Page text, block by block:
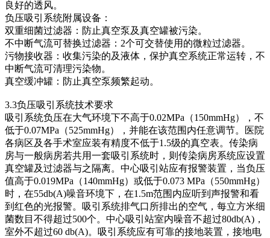
良好的透风。
负压吸引系统附属设备：
双重细菌过滤器：防止真空泵及真空罐被污染。
不中断气流可替换过滤器：2个可交替使用的微粒过滤器。
污物接收器：收集污染的及液体，保护真空系统正常运转，不
中断气流可清理污染物。
真空缓冲罐：防止真空泵频繁起动。
3.3负压吸引系统技术要求
吸引系统负压在大气环境下不高于0.02MPa（150mmHg），不
低于0.07MPa（525mmHg），并能在该范围内任意调节。医院
各病区及各手术室应装有精度不低于1.5级的真空表。传染病
房与一般病房若共用一套吸引系统时，则传染病房系统应设置
真空罐及过滤器与之隔离。中心吸引站应有报警装置，当负压
值高于0.019MPa（140mmHg）或低于0.073 MPa（550mmHg）
时，在55db(A)噪音环境下，在1.5m范围内应听到声报警和看
到红色的光报警。吸引系统排气口所排出的空气，每立方米细
菌数目不得超过500个。中心吸引站室内噪音不超过80db(A)，
室外不超过60 db(A)。吸引系统应有可靠的接地装置，接地电